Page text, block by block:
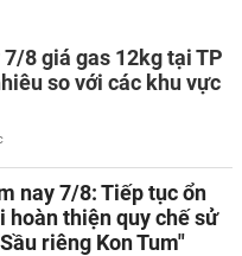
8 giá gas 12kg tại TP
so với các khu vực
nay 7/8: Tiếp tục ổn
hoàn thiện quy chế sử
riêng Kon Tum"